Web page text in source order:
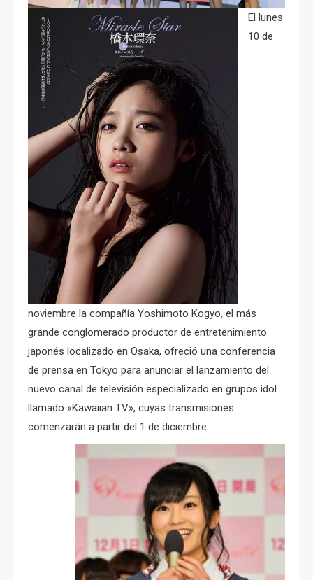
El lunes
10 de
noviembre la compañía Yoshimoto Kogyo, el más
grande conglomerado productor de entretenimiento
japonés localizado en Osaka, ofreció una conferencia
de prensa en Tokyo para anunciar el lanzamiento del
nuevo canal de televisión especializado en grupos idol
llamado «Kawaiian TV», cuyas transmisiones
comenzarán a partir del 1 de diciembre.